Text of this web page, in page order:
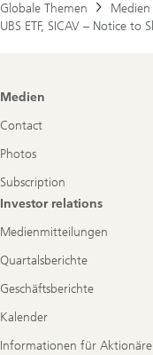
April
2020
Globale Themen
Medien
UBS ETF, SICAV – Notice
Footer
Medien
Contact
Photos
Subscription
Investor relations
Medienmitteilungen
Quartalsberichte
Geschäftsberichte
Kalender
Informationen für Aktionäre